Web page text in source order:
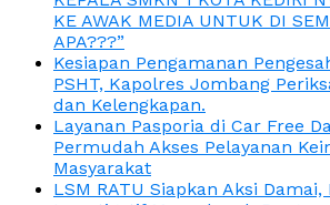
KE AWAK MEDIA UNTUK DI
APA???”
Kesiapan Pengamanan
PSHT, Kapolres Jombang
dan Kelengkapan.
Layanan Pasporia di Car Free
Permudah Akses Pelayanan
Masyarakat
LSM RATU Siapkan Aksi